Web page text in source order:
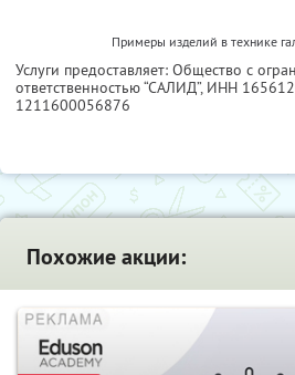
Примеры изделий в технике
Услуги предоставляет: Общество с
ответственностью “САЛИД”, ИНН
1211600056876
Похожие акции: